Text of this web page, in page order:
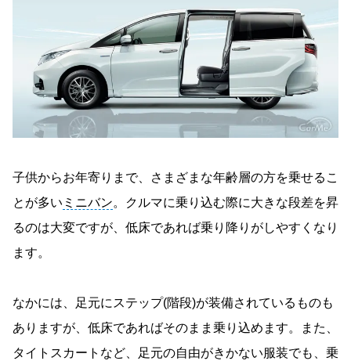
子供からお年寄りまで、さまざまな年齢層の方を乗せるこ
とが多い ミニバン。クルマに乗り込む際に大きな段差を昇
るのは大変ですが、低床であれば乗り降りがしやすくなり
ます。
なかには、足元にステップ(階段)が装備されているものも
ありますが、低床であればそのまま乗り込めます。また、
タイトスカートなど、足元の自由がきかない服装でも、乗